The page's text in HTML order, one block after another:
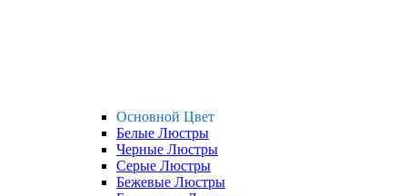
Основной Цвет
Белые Люстры
Черные Люстры
Серые Люстры
Бежевые Люстры